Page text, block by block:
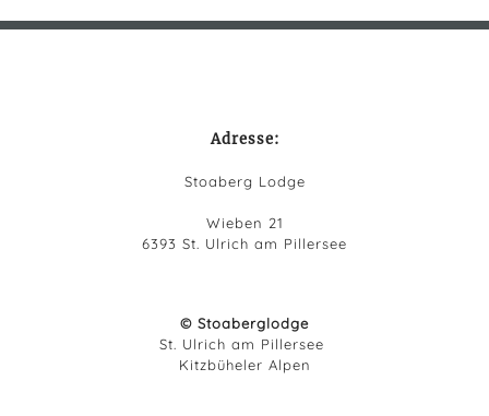
Adresse:
Stoaberg Lodge
Wieben 21
6393 St. Ulrich am Pillersee
© Stoaberglodge
St. Ulrich am Pillersee
Kitzbüheler Alpen